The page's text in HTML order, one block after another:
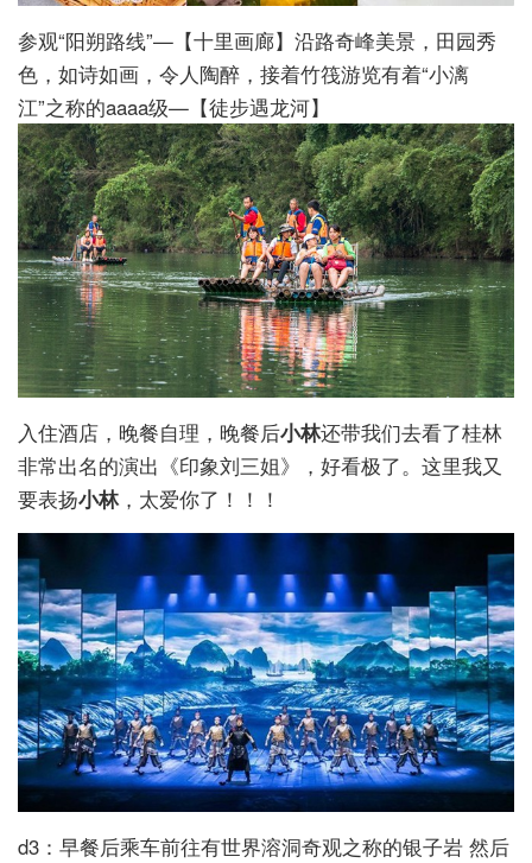
参观“阳朔路线”—【十里画廊】沿路奇峰美景，田园秀
色，如诗如画，令人陶醉，接着竹筏游览有着“小漓
江”之称的aaaa级—【徒步遇龙河】
入住酒店，晚餐自理，晚餐后小林还带我们去看了桂林
非常出名的演出《印象刘三姐》，好看极了。这里我又
要表扬小林，太爱你了！！！
d3：早餐后乘车前往有世界溶洞奇观之称的银子岩 然后